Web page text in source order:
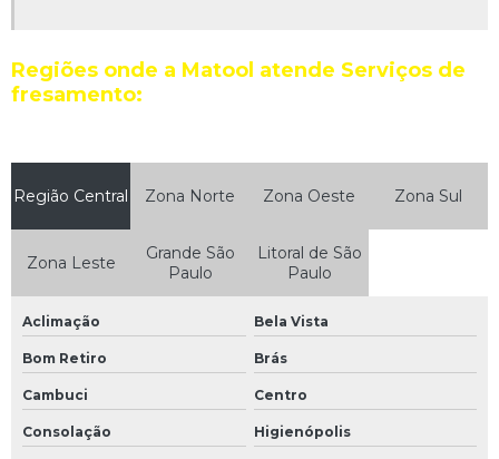
Regiões onde a Matool atende Serviços de
fresamento:
Região Central Zona Norte Zona Oeste Zona Sul
Zona Leste
Grande São
Paulo
Litoral de São
Paulo
Aclimação Bela Vista
Bom Retiro Brás
Cambuci Centro
Consolação Higienópolis